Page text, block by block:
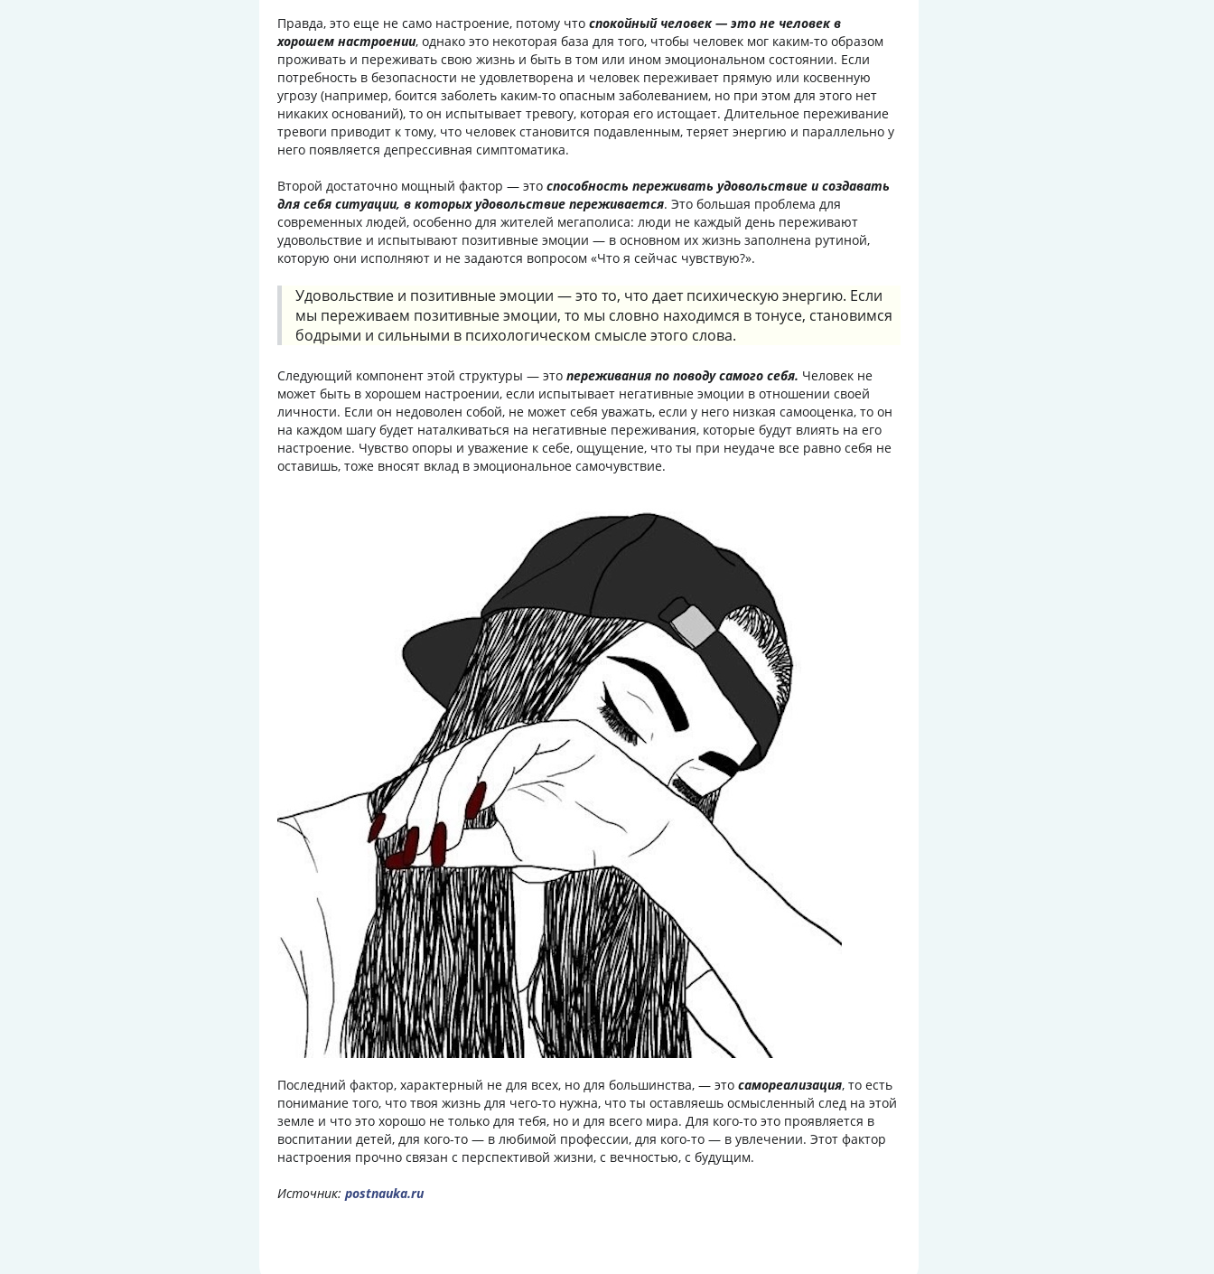
Правда, это еще не само настроение, потому что спокойный человек — это не человек в
хорошем настроении, однако это некоторая база для того, чтобы человек мог каким-то образом
проживать и переживать свою жизнь и быть в том или ином эмоциональном состоянии. Если
потребность в безопасности не удовлетворена и человек переживает прямую или косвенную
угрозу (например, боится заболеть каким-то опасным заболеванием, но при этом для этого нет
никаких оснований), то он испытывает тревогу, которая его истощает. Длительное переживание
тревоги приводит к тому, что человек становится подавленным, теряет энергию и параллельно у
него появляется депрессивная симптоматика.
Второй достаточно мощный фактор — это способность переживать удовольствие и создавать
для себя ситуации, в которых удовольствие переживается. Это большая проблема для
современных людей, особенно для жителей мегаполиса: люди не каждый день переживают
удовольствие и испытывают позитивные эмоции — в основном их жизнь заполнена рутиной,
которую они исполняют и не задаются вопросом «Что я сейчас чувствую?».
Удовольствие и позитивные эмоции — это то, что дает психическую энергию. Если
мы переживаем позитивные эмоции, то мы словно находимся в тонусе, становимся
бодрыми и сильными в психологическом смысле этого слова.
Следующий компонент этой структуры — это переживания по поводу самого себя. Человек не
может быть в хорошем настроении, если испытывает негативные эмоции в отношении своей
личности. Если он недоволен собой, не может себя уважать, если у него низкая самооценка, то он
на каждом шагу будет наталкиваться на негативные переживания, которые будут влиять на его
настроение. Чувство опоры и уважение к себе, ощущение, что ты при неудаче все равно себя не
оставишь, тоже вносят вклад в эмоциональное самочувствие.
Последний фактор, характерный не для всех, но для большинства, — это самореализация, то есть
понимание того, что твоя жизнь для чего-то нужна, что ты оставляешь осмысленный след на этой
земле и что это хорошо не только для тебя, но и для всего мира. Для кого-то это проявляется в
воспитании детей, для кого-то — в любимой профессии, для кого-то — в увлечении. Этот фактор
настроения прочно связан с перспективой жизни, с вечностью, с будущим.
Источник: postnauka.ru